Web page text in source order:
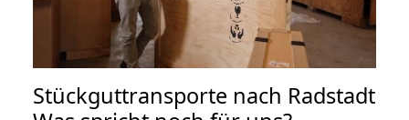
Stückguttransporte nach Radstadt